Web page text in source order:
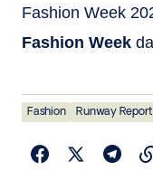
Fashion Week
Fashion Week
Fashion Runway Report